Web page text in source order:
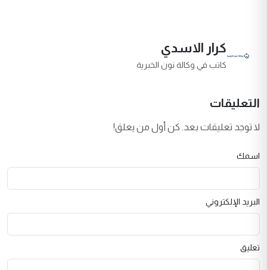
كرار الاسدي
كاتب في وكالة نون الخبرية
التعليقات
لا توجد تعليقات بعد. كن أول من يعلق!
اسمك
البريد الإلكتروني
تعليق